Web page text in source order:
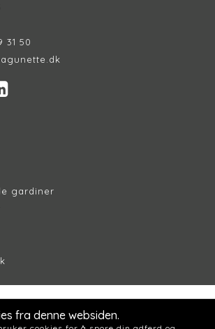
31 50
gardiner
k
fra denne websiden.